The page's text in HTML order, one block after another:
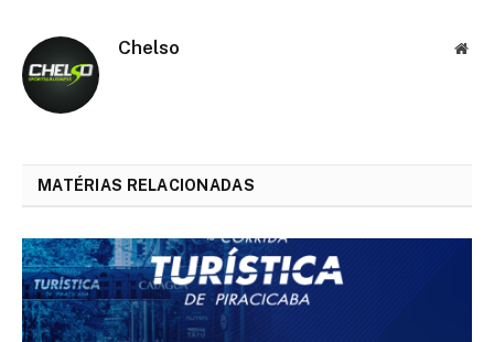
Chelso
MATÉRIAS RELACIONADAS